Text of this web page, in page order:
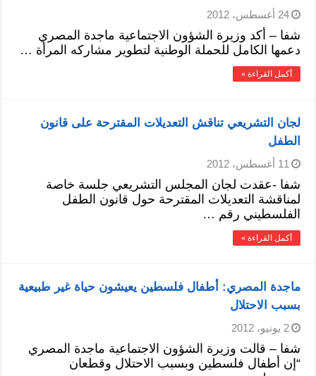
24 أغسطس، 2012
شفا – أكد وزيرة الشؤون الاجتماعية ماجدة المصري
دعمها الكامل للحملة الوطنية لتطوير مشاركه المرأة …
أكمل القراءة »
لجان التشريعي تناقش التعديلات المقترحة على قانون
الطفل
11 أغسطس، 2012
شفا -عقدت لجان المجلس التشريعي جلسة خاصة
لمناقشة التعديلات المقترحة حول قانون الطفل
الفلسطيني رقم …
أكمل القراءة »
ماجدة المصري: أطفال فلسطين يعيشون حياة غير طبيعية
بسبب الاحتلال
2 يونيو، 2012
شفا – قالت وزيرة الشؤون الاجتماعية ماجدة المصري
“إن أطفال فلسطين وبسبب الاحتلال وقطعان